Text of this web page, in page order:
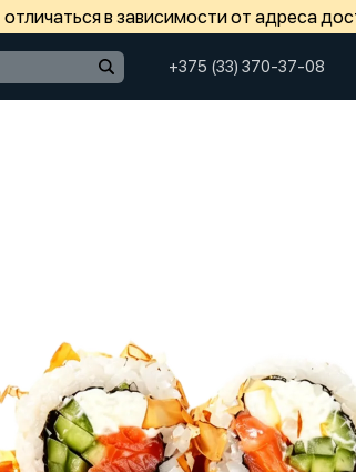
в зависимости от адреса
+375 (33) 370-37-08